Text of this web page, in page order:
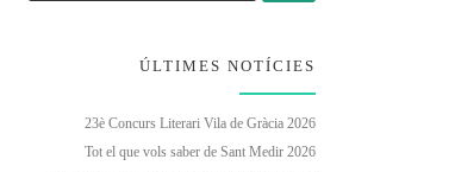
ÚLTIMES NOTÍCIES
23è Concurs Literari Vila de Gràcia 2026
Tot el que vols saber de Sant Medir 2026